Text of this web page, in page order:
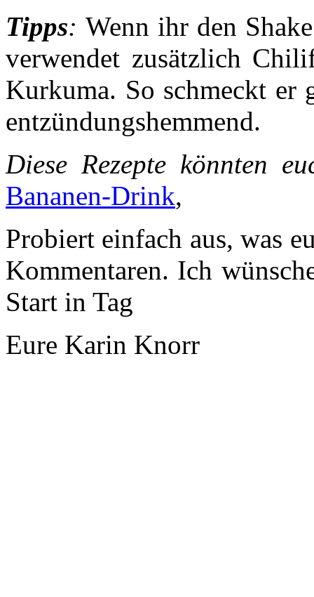
Tipps:Wenn ihr den
verwendet zusätzlich
Kurkuma. So schmeckt er
entzündungshemmend.
Diese Rezepte könnten
Bananen-Drink,
Probiert einfach aus, was
Kommentaren. Ich
Start in Tag
Eure Karin Knorr